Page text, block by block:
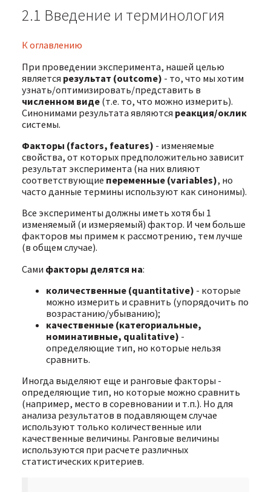
2.1 Введение и терминология
К оглавлению
При проведении эксперимента, нашей целью
является результат (outcome) - то, что мы хотим
узнать/оптимизировать/представить в
численном виде(т.е. то, что можно измерить).
Синонимами результата являются реакция/оклик
системы.
Факторы (factors, features) - изменяемые
свойства, от которых предположительно зависит
результат эксперимента (на них влияют
соответствующие переменные (variables), но
часто данные термины используют как синонимы).
Все эксперименты должны иметь хотя бы 1
изменяемый (и измеряемый) фактор. И чем больше
факторов мы примем к рассмотрению, тем лучше
(в общем случае).
Сами факторы делятся на:
количественные (quantitative) - которые
можно измерить и сравнить (упорядочить по
возрастанию/убыванию);
качественные (категориальные,
номинативные, qualitative) -
определяющие тип, но которые нельзя
сравнить.
Иногда выделяют еще и ранговые факторы -
определяющие тип, но которые можно сравнить
(например, место в соревновании и т.п.). Но для
анализа результатов в подавляющем случае
используют только количественные или
качественные величины. Ранговые величины
используются при расчете различных
статистических критериев.